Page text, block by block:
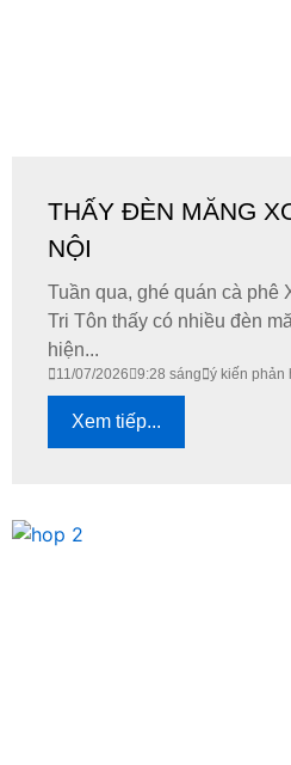
THẤY ĐÈN MĂNG
NỘI
Tuần qua, ghé quán cà phê
Tri Tôn thấy có nhiều đèn
hiện...
11/07/2026 9:28 sáng ý kiến phản
Xem tiếp...